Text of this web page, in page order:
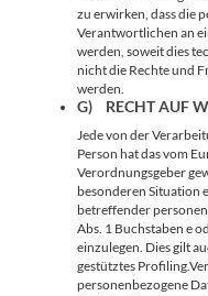
zu erwirken, dass die
Verantwortlichen an
werden, soweit dies
nicht die Rechte und
werden.
G) RECHT AUF
Jede von der
Person hat das vom
Verordnungsgeber
besonderen Situation
betreffender
Abs. 1 Buchstaben e
einzulegen. Dies gilt
gestütztes
personenbezogene